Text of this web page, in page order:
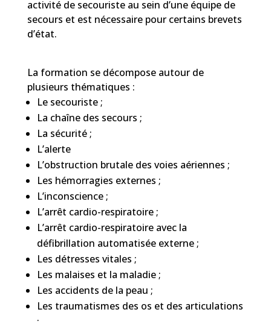
activité de secouriste au sein d’une équipe de
secours et est nécessaire pour certains brevets
d’état.
La formation se décompose autour de
plusieurs thématiques :
Le secouriste ;
La chaîne des secours ;
La sécurité ;
L’alerte
L’obstruction brutale des voies aériennes ;
Les hémorragies externes ;
L’inconscience ;
L’arrêt cardio-respiratoire ;
L’arrêt cardio-respiratoire avec la
défibrillation automatisée externe ;
Les détresses vitales ;
Les malaises et la maladie ;
Les accidents de la peau ;
Les traumatismes des os et des articulations